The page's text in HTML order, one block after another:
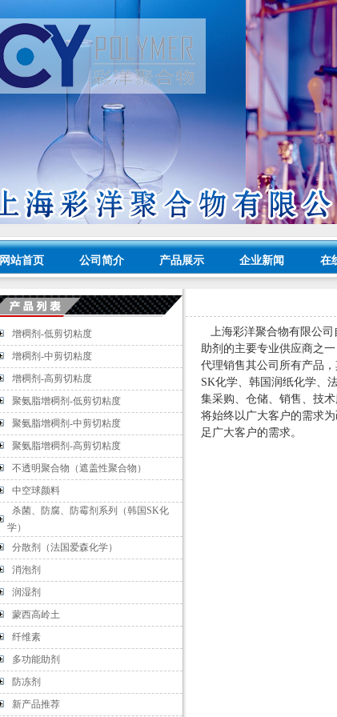
网站首页 公司简介 产品展示 企业新闻 在
增稠剂-低剪切粘度
增稠剂-中剪切粘度
增稠剂-高剪切粘度
聚氨脂增稠剂-低剪切粘度
聚氨脂增稠剂-中剪切粘度
聚氨脂增稠剂-高剪切粘度
不透明聚合物（遮盖性聚合物）
中空球颜料
杀菌、防腐、防霉剂系列（韩国SK化
学）
分散剂（法国爱森化学）
消泡剂
润湿剂
蒙西高岭土
纤维素
多功能助剂
防冻剂
新产品推荐
上海彩洋聚合物有限公司
助剂的主要专业供应商之
代理销售其公司所有产品
SK化学、韩国润纸化学、
集采购、仓储、销售、技
将始终以广大客户的需求
足广大客户的需求。